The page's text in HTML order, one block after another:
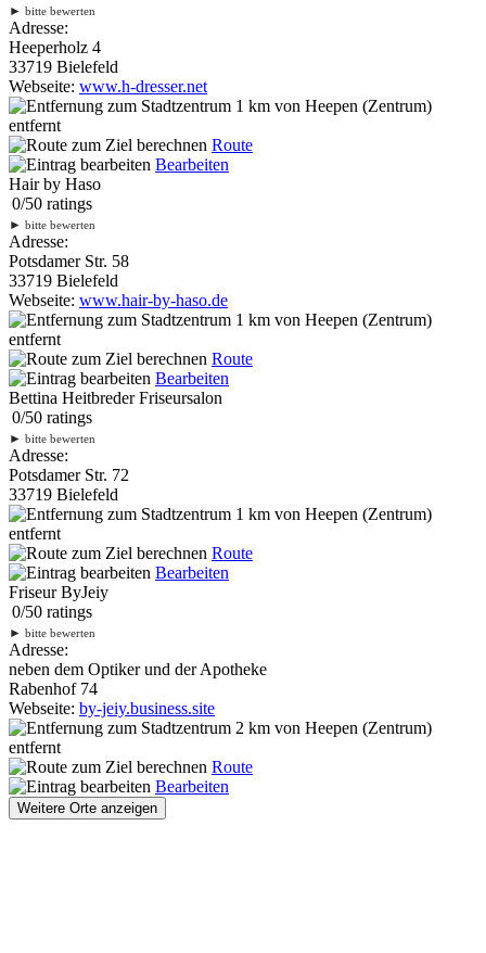
► bitte bewerten
Adresse:
Heeperholz 4
33719 Bielefeld
Webseite: www.h-dresser.net
1 km von Heepen (Zentrum)
entfernt
Route
Bearbeiten
Hair by Haso
0/50 ratings
► bitte bewerten
Adresse:
Potsdamer Str. 58
33719 Bielefeld
Webseite: www.hair-by-haso.de
1 km von Heepen (Zentrum)
entfernt
Route
Bearbeiten
Bettina Heitbreder Friseursalon
0/50 ratings
► bitte bewerten
Adresse:
Potsdamer Str. 72
33719 Bielefeld
1 km von Heepen (Zentrum)
entfernt
Route
Bearbeiten
Friseur ByJeiy
0/50 ratings
► bitte bewerten
Adresse:
neben dem Optiker und der Apotheke
Rabenhof 74
Webseite: by-jeiy.business.site
2 km von Heepen (Zentrum)
entfernt
Route
Bearbeiten
Weitere Orte anzeigen